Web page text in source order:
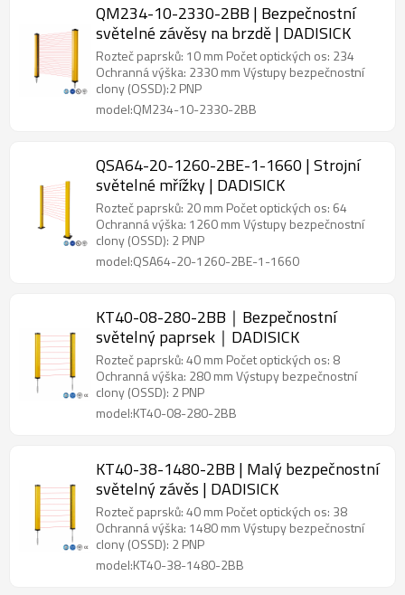
QM234-10-2330-2BB | Bezpečnostní
světelné závěsy na brzdě | DADISICK
Rozteč paprsků: 10 mm Počet optických os: 234
Ochranná výška: 2330 mm Výstupy bezpečnostní
clony (OSSD):2 PNP
model:QM234-10-2330-2BB
QSA64-20-1260-2BE-1-1660 | Strojní
světelné mřížky | DADISICK
Rozteč paprsků: 20 mm Počet optických os: 64
Ochranná výška: 1260 mm Výstupy bezpečnostní
clony (OSSD): 2 PNP
model:QSA64-20-1260-2BE-1-1660
KT40-08-280-2BB｜Bezpečnostní
světelný paprsek｜DADISICK
Rozteč paprsků: 40 mm Počet optických os: 8
Ochranná výška: 280 mm Výstupy bezpečnostní
clony (OSSD): 2 PNP
model:KT40-08-280-2BB
KT40-38-1480-2BB | Malý bezpečnostní
světelný závěs | DADISICK
Rozteč paprsků: 40 mm Počet optických os: 38
Ochranná výška: 1480 mm Výstupy bezpečnostní
clony (OSSD): 2 PNP
model:KT40-38-1480-2BB